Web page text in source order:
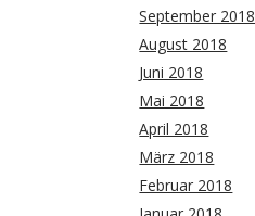
September 2018
August 2018
Juni 2018
Mai 2018
April 2018
März 2018
Februar 2018